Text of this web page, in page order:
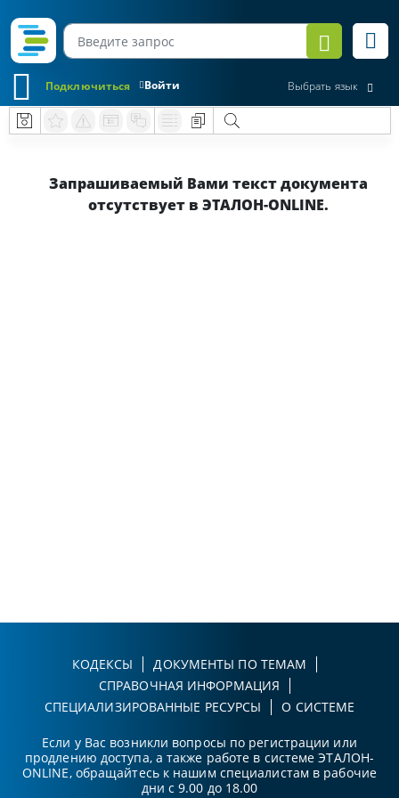
Войти
Подключиться Выбрать язык
Запрашиваемый Вами текст документа
отсутствует в ЭТАЛОН-ONLINE.
КОДЕКСЫ
ДОКУМЕНТЫ ПО ТЕМАМ
СПРАВОЧНАЯ ИНФОРМАЦИЯ
СПЕЦИАЛИЗИРОВАННЫЕ РЕСУРСЫ
О СИСТЕМЕ
Если у Вас возникли вопросы по регистрации или
продлению доступа, а также работе в системе ЭТАЛОН-
ONLINE, обращайтесь к нашим специалистам в рабочие
дни с 9.00 до 18.00